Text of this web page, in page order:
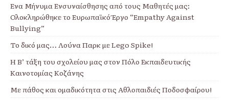
Ένα Μήνυμα Ενσυναίσθησης από τους Μαθητές μας:
Ολοκληρώθηκε το Ευρωπαϊκό Έργο “Empathy Against
Bullying”
Το δικό μας… Λούνα Παρκ με Lego Spike!
Η Β’ τάξη του σχολείου μας στον Πόλο Εκπαιδευτικής
Καινοτομίας Κοζάνης
Με πάθος και ομαδικότητα στις Αθλοπαιδιές Ποδοσφαίρου!